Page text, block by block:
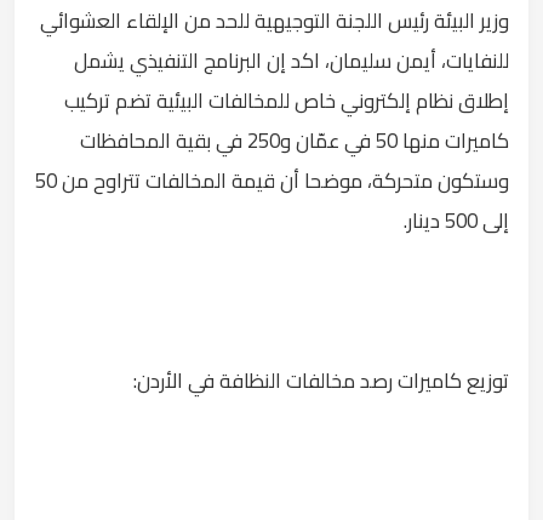
وزير البيئة رئيس اللجنة التوجيهية للحد من الإلقاء العشوائي
للنفايات، أيمن سليمان، اكد إن البرنامج التنفيذي يشمل
إطلاق نظام إلكتروني خاص للمخالفات البيئية تضم تركيب
كاميرات منها 50 في عمّان و250 في بقية المحافظات
وستكون متحركة، موضحا أن قيمة المخالفات تتراوح من 50
إلى 500 دينار.
توزيع كاميرات رصد مخالفات النظافة في الأردن: